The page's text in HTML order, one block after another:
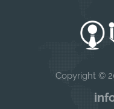
Copyright ©